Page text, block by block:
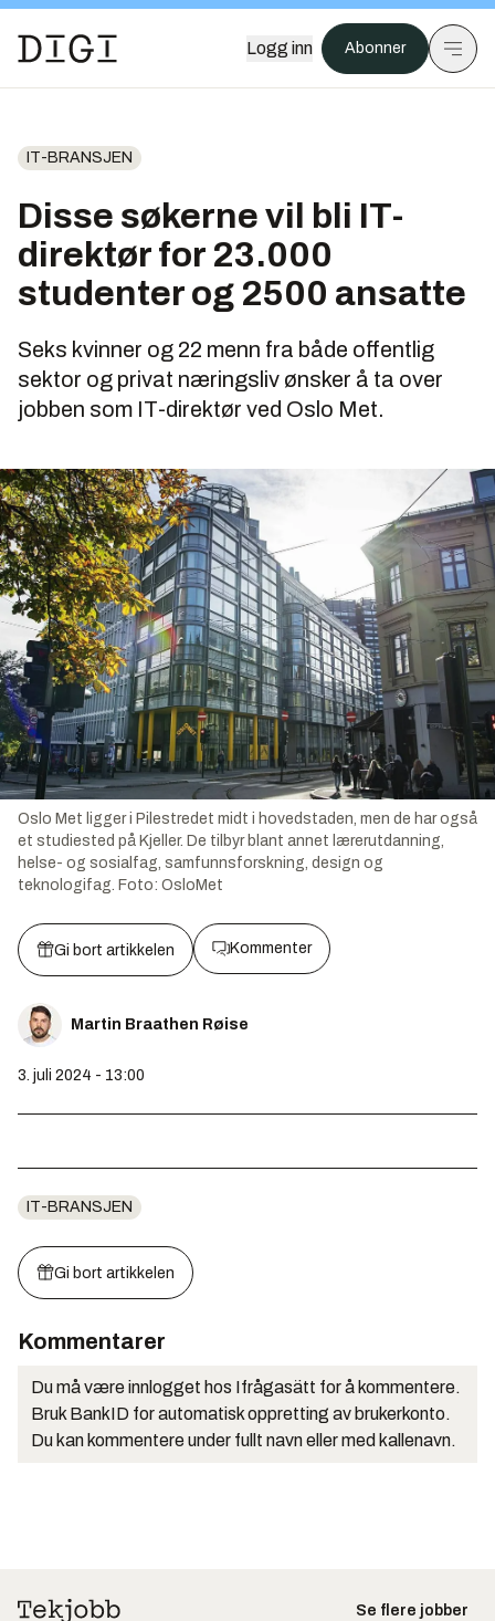
Logg inn Abonner
IT-BRANSJEN
Disse søkerne vil bli IT-
direktør for 23.000
studenter og 2500 ansatte
Seks kvinner og 22 menn fra både offentlig
sektor og privat næringsliv ønsker å ta over
jobben som IT-direktør ved Oslo Met.
Oslo Met ligger i Pilestredet midt i hovedstaden, men de har også
et studiested på Kjeller. De tilbyr blant annet lærerutdanning,
helse- og sosialfag, samfunnsforskning, design og
teknologifag. Foto: OsloMet
Gi bort artikkelen Kommenter
Martin Braathen Røise
3. juli 2024 - 13:00
IT-BRANSJEN
Gi bort artikkelen
Kommentarer
Du må være innlogget hos Ifrågasätt for å kommentere.
Bruk BankID for automatisk oppretting av brukerkonto.
Du kan kommentere under fullt navn eller med kallenavn.
Se flere jobber